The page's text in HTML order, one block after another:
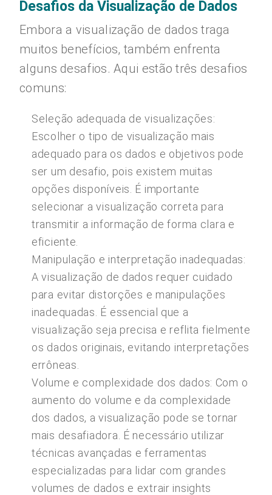
Desafios da Visualização de Dados
Embora a visualização de dados traga
muitos benefícios, também enfrenta
alguns desafios. Aqui estão três desafios
comuns:
Seleção adequada de visualizações:
Escolher o tipo de visualização mais
adequado para os dados e objetivos pode
ser um desafio, pois existem muitas
opções disponíveis. É importante
selecionar a visualização correta para
transmitir a informação de forma clara e
eficiente.
Manipulação e interpretação inadequadas:
A visualização de dados requer cuidado
para evitar distorções e manipulações
inadequadas. É essencial que a
visualização seja precisa e reflita fielmente
os dados originais, evitando interpretações
errôneas.
Volume e complexidade dos dados: Com o
aumento do volume e da complexidade
dos dados, a visualização pode se tornar
mais desafiadora. É necessário utilizar
técnicas avançadas e ferramentas
especializadas para lidar com grandes
volumes de dados e extrair insights